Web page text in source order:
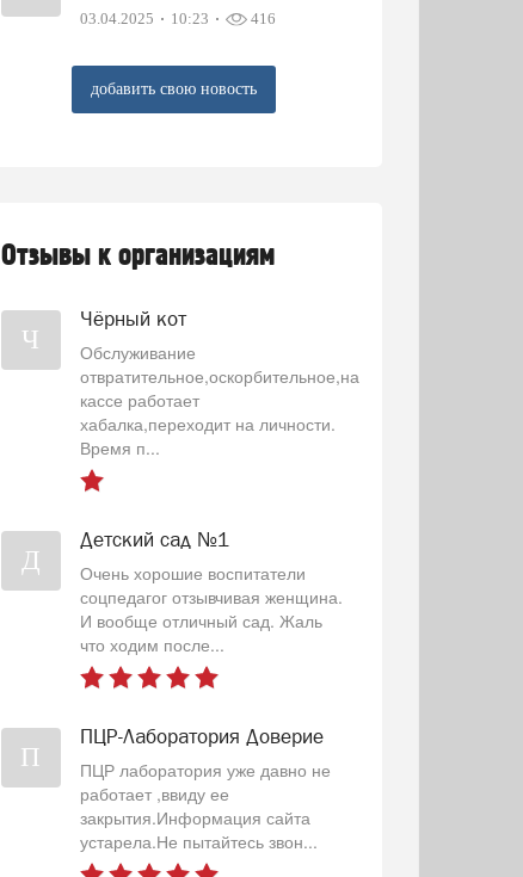
03.04.2025 10:23 416
добавить свою новость
Отзывы к организациям
Ч
Чёрный кот
Обслуживание
отвратительное,оскорбительное,на
кассе работает
хабалка,переходит на личности.
Время п...
Д
Детский сад №1
Очень хорошие воспитатели
соцпедагог отзывчивая женщина.
И вообще отличный сад. Жаль
что ходим после...
П
ПЦР-Лаборатория Доверие
ПЦР лаборатория уже давно не
работает ,ввиду ее
закрытия.Информация сайта
устарела.Не пытайтесь звон...